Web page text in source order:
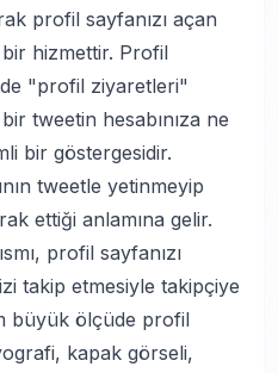
profil sayfanızı açan
bir hizmettir. Profil
"profil ziyaretleri"
tweetin hesabınıza ne
bir göstergesidir.
tweetle yetinmeyip
ettiği anlamına gelir.
profil sayfanızı
takip etmesiyle takipçiye
büyük ölçüde profil
kapak görseli,